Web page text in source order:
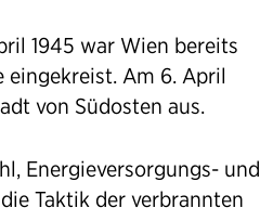
1945 war Wien bereits
Am 6. April
von Südosten aus.
Energieversorgungs- und
Taktik der verbrannten